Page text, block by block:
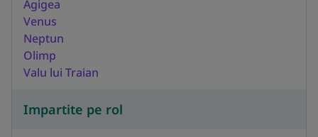
Agigea
Venus
Neptun
Olimp
Valu lui Traian
Impartite pe rol